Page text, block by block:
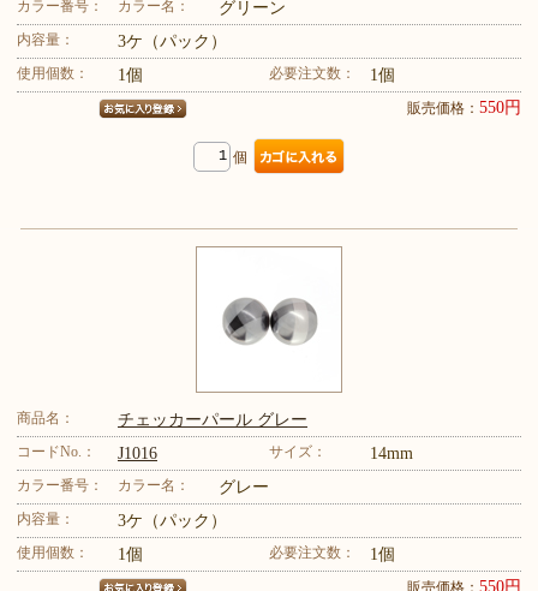
カラー番号： カラー名： グリーン
内容量： 3ケ（パック）
使用個数： 1個 必要注文数： 1個
販売価格： 550円
個
商品名： チェッカーパール グレー
コードNo.： J1016 サイズ： 14mm
カラー番号： カラー名： グレー
内容量： 3ケ（パック）
使用個数： 1個 必要注文数： 1個
販売価格： 550円